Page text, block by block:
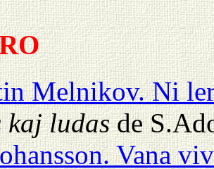
Melnikov. Ni
kaj ludasde
Vana